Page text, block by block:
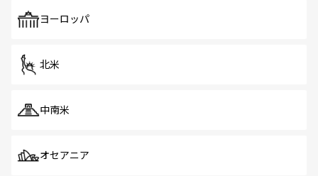
で、ホーカーズは地元の風情を楽しめる外せないスポット
ヨーロッパ
北米
中南米
オセアニア